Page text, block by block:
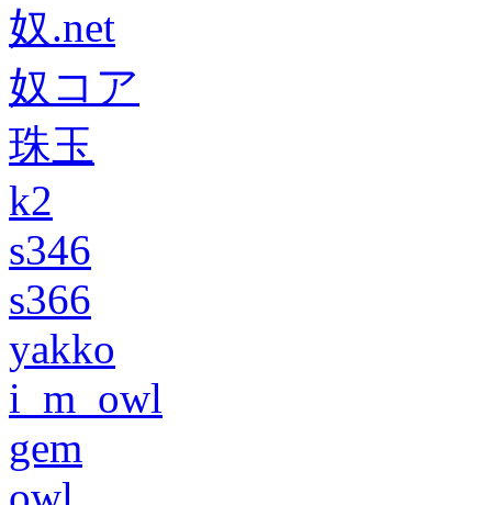
奴.net
奴コア
珠玉
k2
s346
s366
yakko
i_m_owl
gem